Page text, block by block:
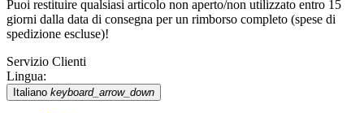
Puoi restituire qualsiasi articolo non aperto/non utilizzato entro 15
giorni dalla data di consegna per un rimborso completo (spese di
spedizione escluse)!
Servizio Clienti
Lingua:
Italiano keyboard_arrow_down